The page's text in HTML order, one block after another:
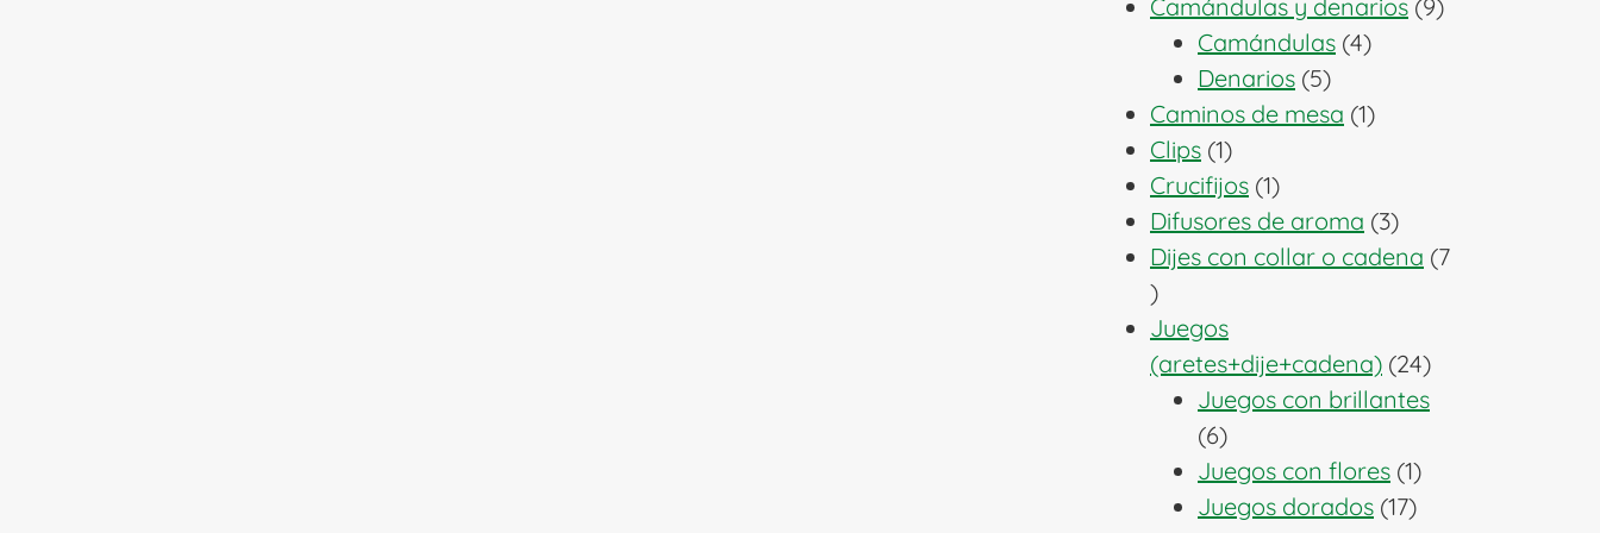
Camándulas y denarios 9
Camándulas 44
Denarios 55
productos
Caminos de mesa 11
Clips 11
producto
Crucifijos 11
producto
Difusores de aroma 33
productos
Dijes con collar o cadena 7
7
productos
Juegos
(aretes+dije+cadena) 2424
productos
Juegos con brillantes
66
productos
Juegos con flores 11
producto
Juegos dorados 1717